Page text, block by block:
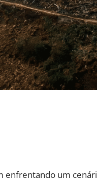
enfrentando um